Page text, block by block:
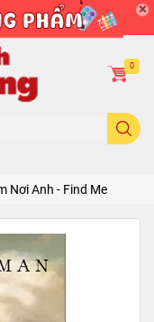
0
Nơi Anh - Find Me